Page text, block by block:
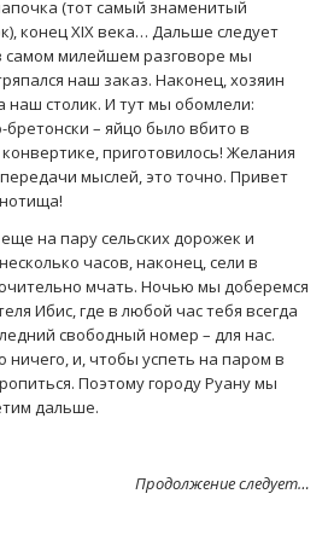
(тот самый знаменитый
конец XIX века… Дальше следует
самом милейшем разговоре мы
наш заказ. Наконец, хозяин
наш столик. И тут мы обомлели:
– яйцо было вбито в
приготовилось! Желания
мыслей, это точно. Привет
на пару сельских дорожек и
часов, наконец, сели в
мчать. Ночью мы доберемся
Ибис, где в любой час тебя всегда
свободный номер – для нас.
ничего, и, чтобы успеть на паром в
Поэтому городу Руану мы
дальше.
Продолжение следует…